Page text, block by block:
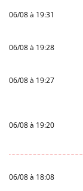
06/08 à 19:31
06/08 à 19:28
06/08 à 19:27
06/08 à 19:20
06/08 à 18:08